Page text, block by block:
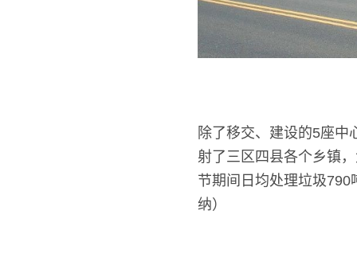
除了移交、建设的5座
射了三区四县各个乡镇
节期间日均处理垃圾
纳）